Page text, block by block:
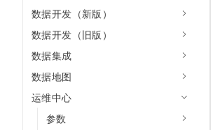
数据开发（新版）
数据开发（旧版）
数据集成
数据地图
运维中心
参数